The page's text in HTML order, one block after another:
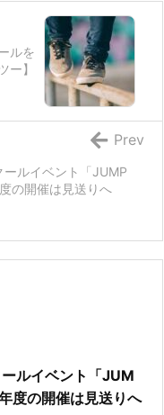
ルを
ー】
ールイベント「JUMP
の開催は見送りへ
Prev
ールイベント「JUM
度の開催は見送りへ